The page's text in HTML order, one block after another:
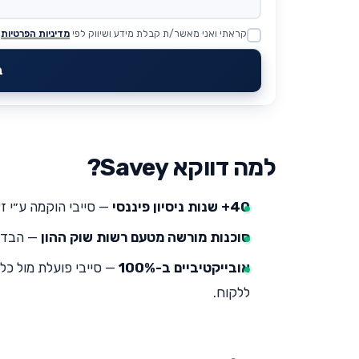
Website
קראתי ואני מאשר/ת קבלת מידע ושיווק לפי מדיניות הפרטיות
למה דווקא Savey?
40+ שנות ניסיון פיננסי
— סייבי הוקמה ע״י
סוכנות מורשה מטעם רשות שוק ההון —
אובייקטיביים ב-100%
— סייבי פועלת מול
ללקוח.